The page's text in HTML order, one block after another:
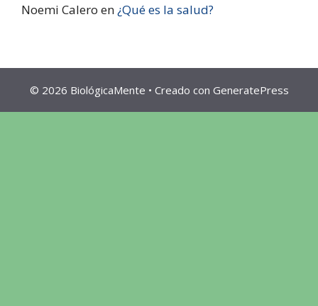
Noemi Calero en¿Qué es la salud?
© 2026 BiológicaMente • Creado con GeneratePress